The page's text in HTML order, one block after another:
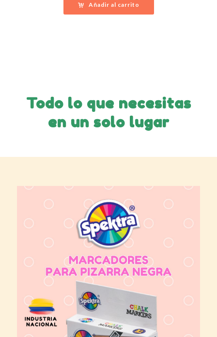
Añadir al carrito
Todo lo que necesitas
en un solo lugar